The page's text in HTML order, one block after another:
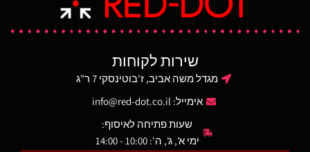
בעלת להב גבוה יותר ונקודת
כוונה מכוסה בצבע מאיר מיוחד
(photoluminescent). מסגרת
וכוללת חריץ רחב יותר בצורת
U. תצורה ייחודית זו מגבירה את
הראייה הקדמית, גם בתנאי
תאורת מעבר. בנוסף, המשטח
הקדמי של הכוונת האחורית בנוי
בתלילות כדי לסייע בדריכת
שירות לקוחות
מגדל משה אביב, ז'בוטינסקי 7 ר"ג
אימייל: info@red-dot.co.il
שעות פתיחה לאיסוף:
ימי א', ג', ה': 10:00 - 14:00